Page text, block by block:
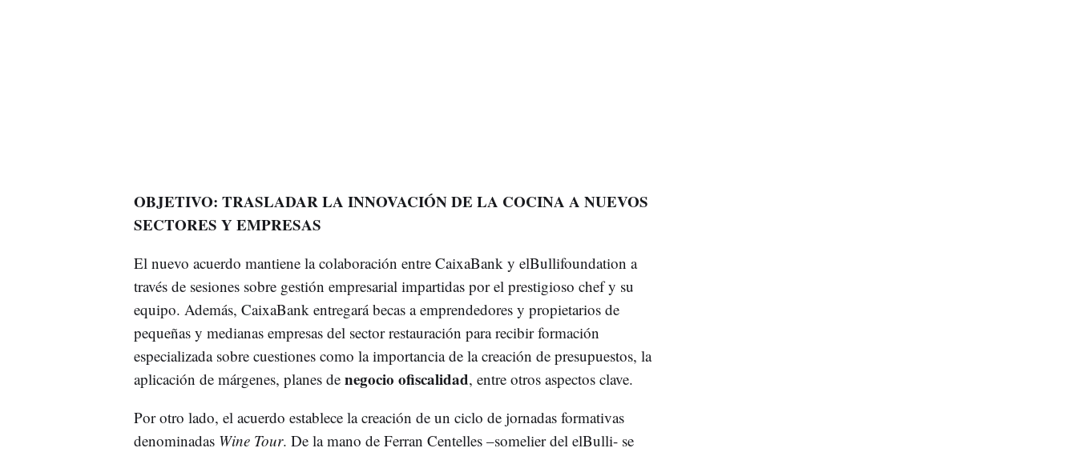
OBJETIVO: TRASLADAR LA INNOVACIÓN DE LA COCINA A NUEVOS
SECTORES Y EMPRESAS
El nuevo acuerdo mantiene la colaboración entre CaixaBank y elBullifoundation a
través de sesiones sobre gestión empresarial impartidas por el prestigioso chef y su
equipo. Además, CaixaBank entregará becas a emprendedores y propietarios de
pequeñas y medianas empresas del sector restauración para recibir formación
especializada sobre cuestiones como la importancia de la creación de presupuestos, la
aplicación de márgenes, planes denegocio ofiscalidad, entre otros aspectos clave.
Por otro lado, el acuerdo establece la creación de un ciclo de jornadas formativas
denominadas Wine Tour. De la mano de Ferran Centelles –somelier del elBulli- se